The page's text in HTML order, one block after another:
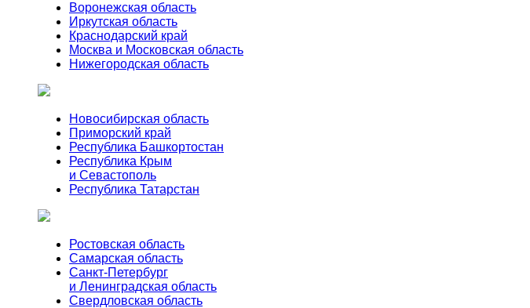
Воронежская область
Иркутская область
Краснодарский край
Москва и Московская область
Нижегородская область
Новосибирская область
Приморский край
Республика Башкортостан
Республика Крым
и Севастополь
Республика Татарстан
Ростовская область
Самарская область
Санкт-Петербург
и Ленинградская область
Свердловская область